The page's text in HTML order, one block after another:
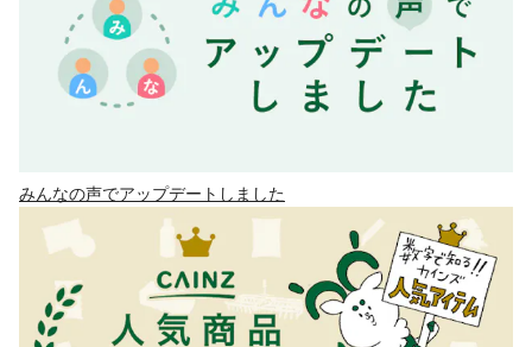
みんなの声でアップデートしました